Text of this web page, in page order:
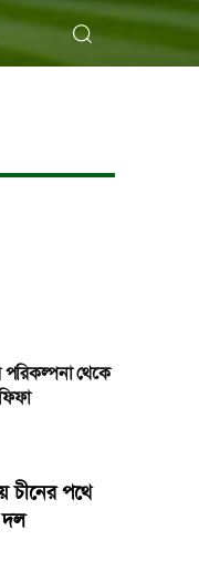
পরিকল্পনা থেকে
চীনের পথে
দল